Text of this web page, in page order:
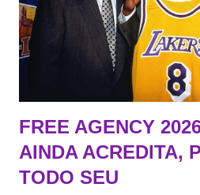
FREE AGENCY
AINDA ACREDITA,
TODO SEU